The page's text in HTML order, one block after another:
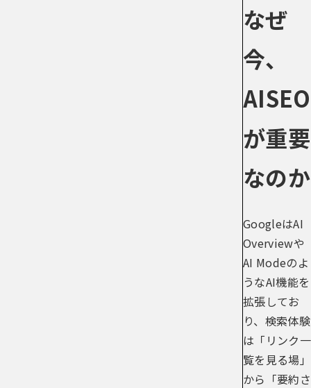
なぜ
今、
AISEO
が重要
なのか
GoogleはAI
Overviewや
AI Modeのよ
うなAI機能を
拡張してお
り、検索体験
は「リンク一
覧を見る場」
から「要約さ